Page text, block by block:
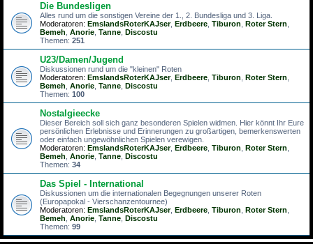
Die Bundesligen
Alles rund um die sonstigen Vereine der 1., 2. Bundesliga und 3. Liga.
Moderatoren: EmslandsRoterKAJser, Erdbeere Tiburon Roter Stern
Bemeh Anorie Tanne Discostu
Themen: 251
U23/Damen/Jugend
Diskussionen rund um die "kleinen" Roten
Moderatoren: EmslandsRoterKAJser, Erdbeere Tiburon Roter Stern
Bemeh Anorie Tanne Discostu
Themen: 100
Nostalgieecke
Dieser Bereich soll sich ganz besonderen Spielen widmen. Hier könnt Ihr Eure
persönlichen Erlebnisse und Erinnerungen zu großartigen, bemerkenswerten
oder einfach ungewöhnlichen Spielen verewigen.
Moderatoren: EmslandsRoterKAJser, Erdbeere Tiburon Roter Stern
Bemeh Anorie Tanne Discostu
Themen: 34
Das Spiel - International
Diskussionen um die internationalen Begegnungen unserer Roten
(Europapokal - Vierschanzentournee)
Moderatoren: EmslandsRoterKAJser, Erdbeere Tiburon Roter Stern
Bemeh Anorie Tanne Discostu
Themen: 99